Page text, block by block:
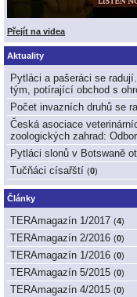
Přejít na videa
Aktuality
Pytláci a pašeráci se
tým, potírající obchod s
Počet invazních druhů se
Česká asociace
zoologických zahrad:
Pytláci slonů v Botswaně
Tučňáci císařští (0)
Články
TERAmagazín 1/2017 (4)
TERAmagazín 2/2016 (0)
TERAmagazín 1/2016 (0)
TERAmagazín 5/2015 (0)
TERAmagazín 4/2015 (0)